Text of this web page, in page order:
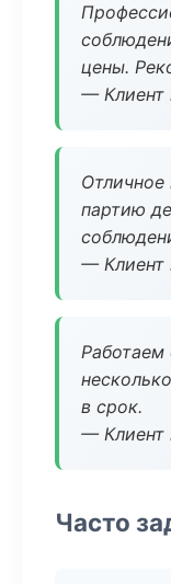
цены.
— Клиент
Отличное
партию
— Клиент
Работаем
в срок.
— Клиент
Часто